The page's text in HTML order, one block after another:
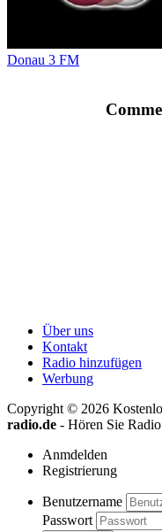
Donau 3 FM
Über uns
Kontakt
Radio hinzufügen
Werbung
Copyright © 2026
radio.de - Hören Sie
Anmdelden
Registrierung
Benutzername
Passwort